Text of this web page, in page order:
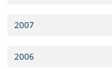
2007
2006